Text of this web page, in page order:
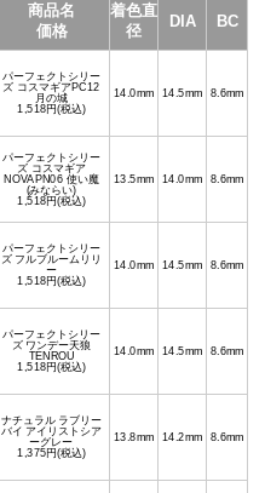
商品名
価格
着色直
径
DIA BC
パーフェクトシリー
ズ コスマギアPC12
月の城
1,518円(税込)
14.0mm 14.5mm 8.6mm
パーフェクトシリー
ズ コスマギア
NOVAPN06 使い魔
(みならい)
1,518円(税込)
13.5mm 14.0mm 8.6mm
パーフェクトシリー
ズ フルブルームリリ
ー
1,518円(税込)
14.0mm 14.5mm 8.6mm
パーフェクトシリー
ズ ワンデー天狼
TENROU
1,518円(税込)
14.0mm 14.5mm 8.6mm
ナチュラル ラブリー
バイ アイリストシア
ーグレー
1,375円(税込)
13.8mm 14.2mm 8.6mm